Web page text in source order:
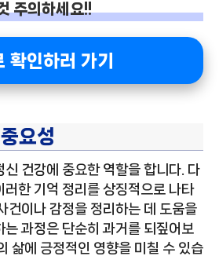
주의하세요!!
확인하러 가기
요성
신 건강에 중요한 역할을 합니다. 다
러한 기억 정리를 상징적으로 나타
건이나 감정을 정리하는 데 도움을
는 과정은 단순히 과거를 되짚어보
삶에 긍정적인 영향을 미칠 수 있습